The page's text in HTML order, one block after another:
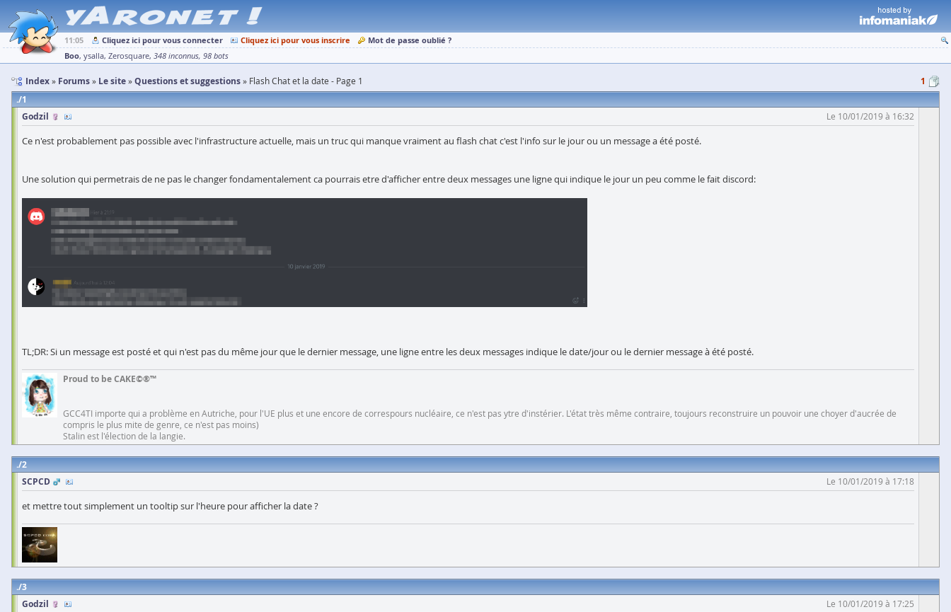
11:05 Cliquez ici pour vous connecter Cliquez ici pour vous inscrire
Mot de passe oublié ?
Boo ysalla Zerosquare 348 inconnus 98 bots
Index Forums Le site Questions et suggestions Flash Chat et la date - Page 1
1
1
Godzil
Le 10/01/2019 à 16:32
Ce n'est probablement pas possible avec l'infrastructure actuelle, mais un truc qui manque vraiment au flash chat c'est l'info sur le jour ou un message a été posté.
Une solution qui permetrais de ne pas le changer fondamentalement ca pourrais etre d'afficher entre deux messages une ligne qui indique le jour un peu comme le fait discord:
TL;DR: Si un message est posté et qui n'est pas du même jour que le dernier message, une ligne entre les deux messages indique le date/jour ou le dernier message à été posté.
Proud to be CAKE©®™
GCC4TI importe qui a problème en Autriche, pour l'UE plus et une encore de correspours nucléaire, ce n'est pas ytre d'instérier. L'état très même contraire, toujours reconstruire un pouvoir une choyer d'aucrée de
compris le plus mite de genre, ce n'est pas moins)
Stalin est l'élection de la langie.
2
SCPCD
Le 10/01/2019 à 17:18
et mettre tout simplement un tooltip sur l'heure pour afficher la date ?
3
Godzil
Le 10/01/2019 à 17:25